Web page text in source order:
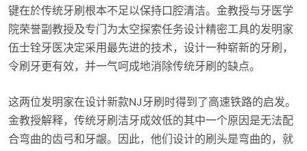
键在於传统牙刷根本不足以保持口腔清洁。金教授与牙医学
院荣誉副教授及专门为太空探索任务设计精密工具的发明家
伍士铨牙医决定采用最先进的技术，设计一种崭新的牙刷，
令刷牙更有效，并一气呵成地消除传统牙刷的缺点。
这两位发明家在设计新款NJ牙刷时得到了高速铁路的启发。
金教授解释，传统牙刷洁牙成效低的其中一个原因是无法配
合弯曲的齿弓和牙龈。因此，他们设计的刷头是弯曲的，就